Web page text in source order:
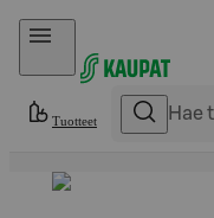
Hyppää sisältöön
Tuotteet